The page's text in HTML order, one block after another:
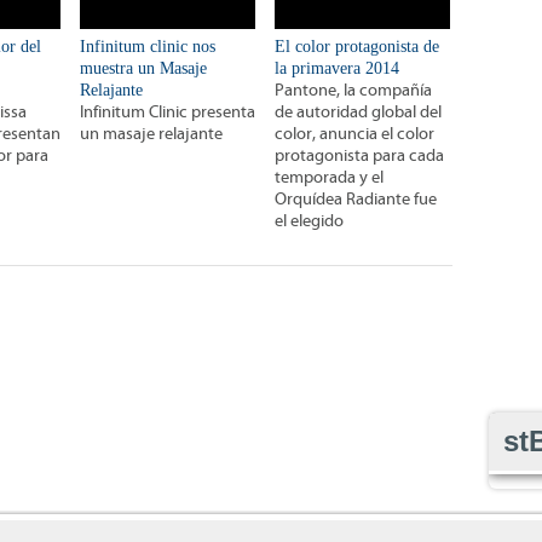
del
para
Infinitum clinic nos
muestra un Masaje
Relajante
Infinitum Clinic presenta
un masaje relajante
El color protagonista de
la primavera 2014
Pantone, la compañía
de autoridad global del
color, anuncia el color
protagonista para cada
temporada y el
Orquídea Radiante fue
el elegido